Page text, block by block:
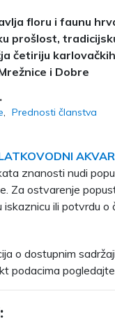
floru i faunu
prošlost,
četiriju
i Dobre
Prednosti članstva
znanosti nudi
Za ostvarenje
iskaznicu ili potvrdu o
o dostupnim
podacima pogledajte